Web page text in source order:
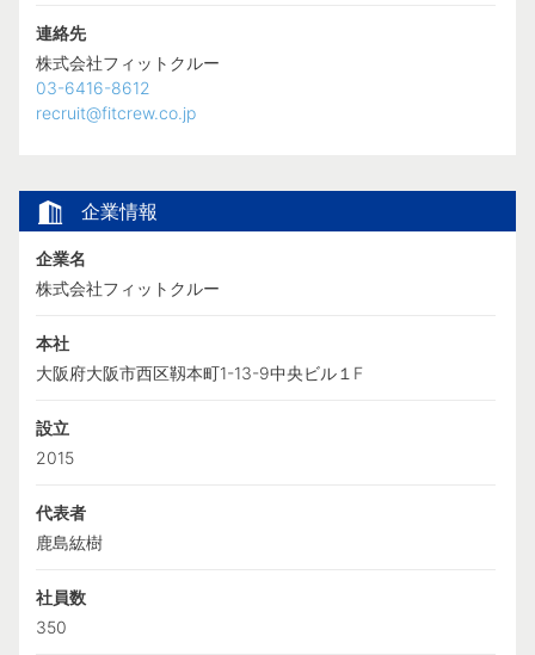
連絡先
03-6416-8612
recruit@fitcrew.co.jp
企業情報
企業名
株式会社フィットクルー
本社
大阪府大阪市西区靱本町1-13-9中央ビル１F
設立
2015
代表者
鹿島紘樹
社員数
350